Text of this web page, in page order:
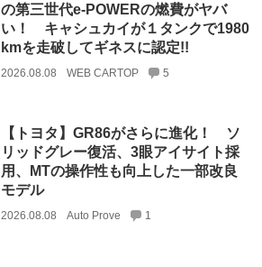
の第三世代e-POWERの燃費がヤバ
い！ キャシュカイが１タンクで1980
kmを走破してギネスに認定!!
2026.08.08 WEB CARTOP 5
【トヨタ】GR86がさらに進化！ ソ
リッドグレー復活、3眼アイサイト採
用、MTの操作性も向上した一部改良
モデル
2026.08.08 Auto Prove 1